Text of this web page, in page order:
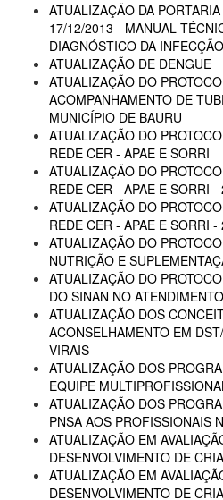
ATUALIZAÇÃO DA
17/12/2013 - MANUAL
DIAGNÓSTICO DA
ATUALIZAÇÃO DE DENGUE
ATUALIZAÇÃO DO
ACOMPANHAMENTO DE
MUNICÍPIO DE BAURU
ATUALIZAÇÃO DO
REDE CER - APAE E SORRI
ATUALIZAÇÃO DO
REDE CER - APAE E SORRI -
ATUALIZAÇÃO DO
REDE CER - APAE E SORRI -
ATUALIZAÇÃO DO
NUTRIÇÃO E
ATUALIZAÇÃO DO
DO SINAN NO
ATUALIZAÇÃO DOS
ACONSELHAMENTO EM
VIRAIS
ATUALIZAÇÃO DOS
EQUIPE
ATUALIZAÇÃO DOS
PNSA AOS PROFISSIONAIS
ATUALIZAÇÃO EM
DESENVOLVIMENTO DE
ATUALIZAÇÃO EM
DESENVOLVIMENTO DE